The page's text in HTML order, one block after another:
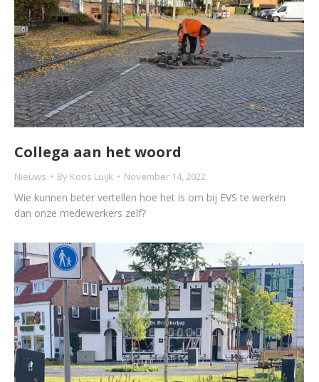
Collega aan het woord
Nieuws By Koos Luijk November 14, 2022
Wie kunnen beter vertellen hoe het is om bij EVS te werken
dan onze medewerkers zelf?